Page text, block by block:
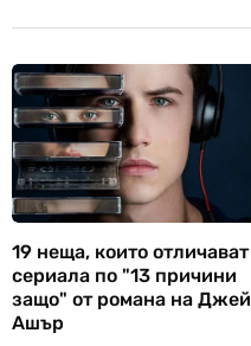
19 неща, които отличават
сериала по "13 причини
защо" от романа на Джей
Ашър